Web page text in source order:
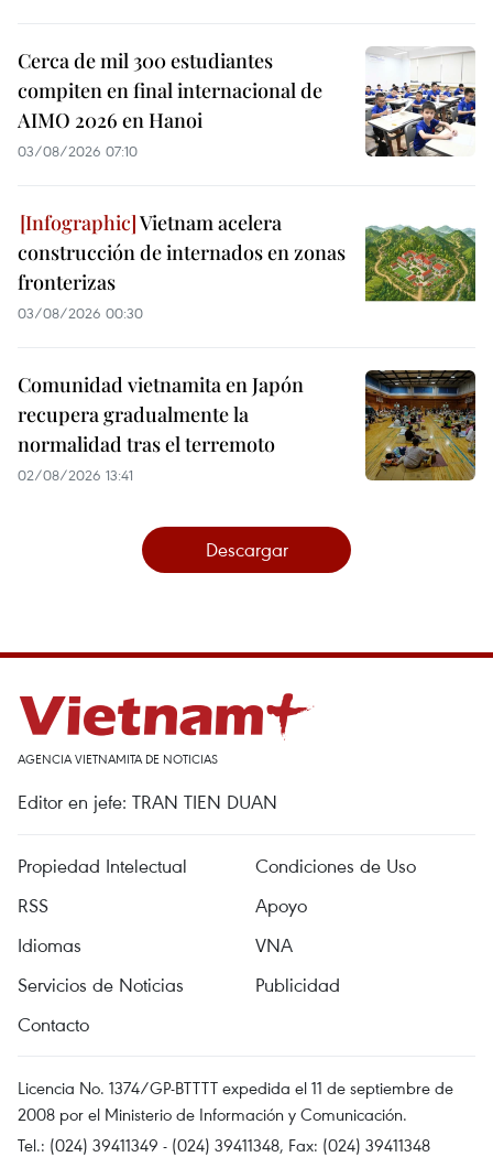
Cerca de mil 300 estudiantes
compiten en final internacional de
AIMO 2026 en Hanoi
03/08/2026 07:10
Vietnam acelera
construcción de internados en zonas
fronterizas
03/08/2026 00:30
Comunidad vietnamita en Japón
recupera gradualmente la
normalidad tras el terremoto
02/08/2026 13:41
Descargar
AGENCIA VIETNAMITA DE NOTICIAS
Editor en jefe: TRAN TIEN DUAN
Propiedad Intelectual
Condiciones de Uso
RSS
Apoyo
Idiomas
VNA
Servicios de Noticias
Publicidad
Contacto
Licencia No. 1374/GP-BTTTT expedida el 11 de septiembre de
2008 por el Ministerio de Información y Comunicación.
Tel.: (024) 39411349 - (024) 39411348, Fax: (024) 39411348